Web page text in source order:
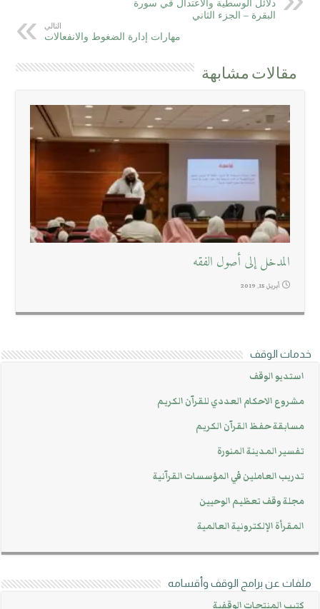
دلائل الوسطية والاعتدال في سورة
البقرة – الجزء الثاني
التالي
مهارات إدارة الضغوط والانفعالات
مقالات مشابهة
المدخل إلى أصول الفقه
أبريل 15, 2019
خدمات الوقف
استديو الوقف
مشروع الاحكام العددي للقرآن الكريم
مسابقة حفظ القرآن الكريم
تفسير المدينة المنورة
تدريب العاملين في المؤسسات القرآنية
مجلة وقف تعظيم الوحيين
المقرأة الإلكترونية العالمية
ملفات عن برامج الوقف وأقسامه
كتيب المنتجات الوقفية